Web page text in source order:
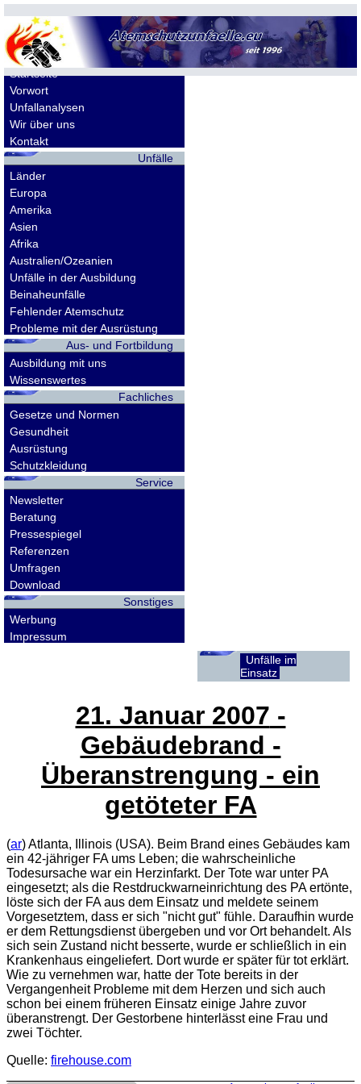
Allgemeines
Startseite
Vorwort
Unfallanalysen
Wir über uns
Kontakt
Unfälle
Länder
Europa
Amerika
Asien
Afrika
Australien/Ozeanien
Unfälle in der Ausbildung
Beinaheunfälle
Fehlender Atemschutz
Probleme mit der Ausrüstung
Aus- und Fortbildung
Ausbildung mit uns
Wissenswertes
Fachliches
Gesetze und Normen
Gesundheit
Ausrüstung
Schutzkleidung
Service
Newsletter
Beratung
Pressespiegel
Referenzen
Umfragen
Download
Sonstiges
Werbung
Impressum
Unfälle im
Einsatz
21. Januar 2007 -
Gebäudebrand -
Überanstrengung - ein
getöteter FA
(ar) Atlanta, Illinois (USA). Beim Brand eines Gebäudes kam
ein 42-jähriger FA ums Leben; die wahrscheinliche
Todesursache war ein Herzinfarkt. Der Tote war unter PA
eingesetzt; als die Restdruckwarneinrichtung des PA ertönte,
löste sich der FA aus dem Einsatz und meldete seinem
Vorgesetztem, dass er sich "nicht gut" fühle. Daraufhin wurde
er dem Rettungsdienst übergeben und vor Ort behandelt. Als
sich sein Zustand nicht besserte, wurde er schließlich in ein
Krankenhaus eingeliefert. Dort wurde er später für tot erklärt.
Wie zu vernehmen war, hatte der Tote bereits in der
Vergangenheit Probleme mit dem Herzen und sich auch
schon bei einem früheren Einsatz einige Jahre zuvor
überanstrengt. Der Gestorbene hinterlässt eine Frau und
zwei Töchter.
Quelle: firehouse.com